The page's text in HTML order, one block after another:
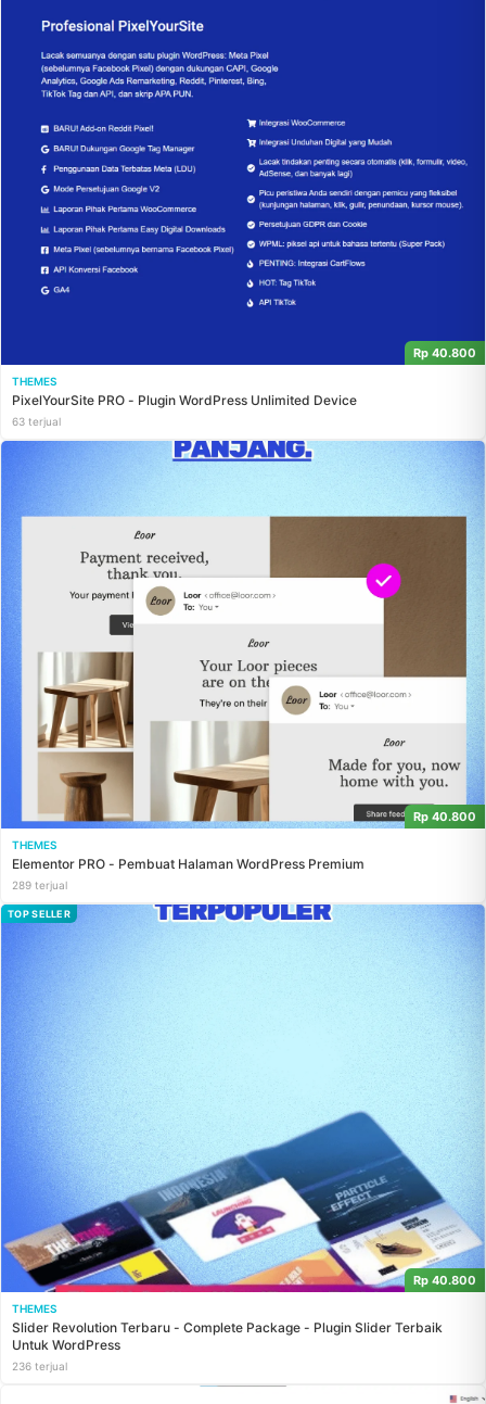
Rp 40.800
THEMES
PixelYourSite PRO - Plugin WordPress Unlimited Device
63 terjual
Rp 40.800
THEMES
Elementor PRO - Pembuat Halaman WordPress Premium
289 terjual
TOP SELLER
Rp 40.800
THEMES
Slider Revolution Terbaru - Complete Package - Plugin Slider Terbaik
Untuk WordPress
236 terjual